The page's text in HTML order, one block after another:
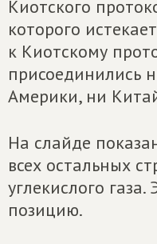
Киотского
которого
к Киотскому
присоединились
Америки, ни
На слайде
всех остальных
углекислого
позицию.